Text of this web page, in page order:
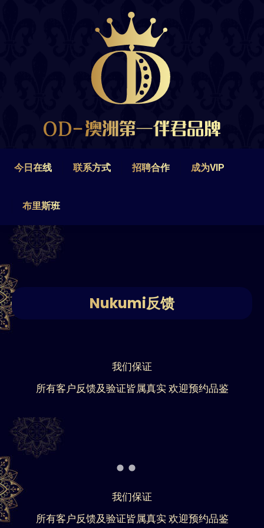
今日在线 联系方式 招聘合作 成为VIP
布里斯班
Nukumi反馈
我们保证
所有客户反馈及验证皆属真实 欢迎预约品鉴
我们保证
所有客户反馈及验证皆属真实 欢迎预约品鉴
联系方式 招聘合作
布里斯班